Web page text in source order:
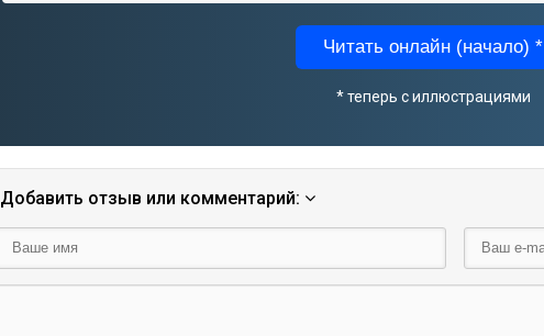
Читать онлайн (начало) *
* теперь с иллюстрациями
Добавить отзыв или комментарий: